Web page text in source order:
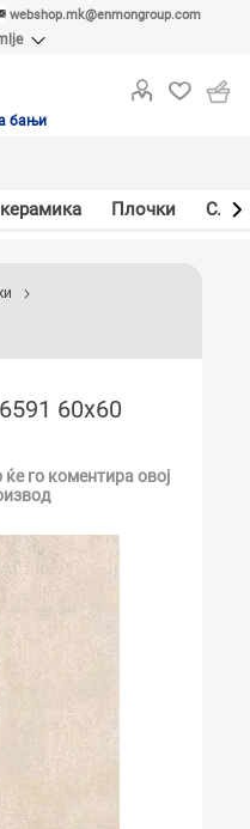
webshop.mk@enmongroup.com
бањи
Плочки
60x60
го коментира овој